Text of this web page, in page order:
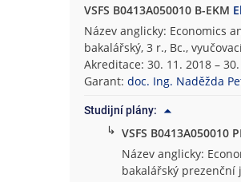
VSFS B0413A050010 B-EKM
Název anglicky: Economics
bakalářský, 3 r., Bc.,
Akreditace: 30. 11. 2018 –
Garant:doc. Ing. Naděžda
Studijní plány:
↳ VSFS B0413A050010
Název anglicky:
bakalářský prezenční